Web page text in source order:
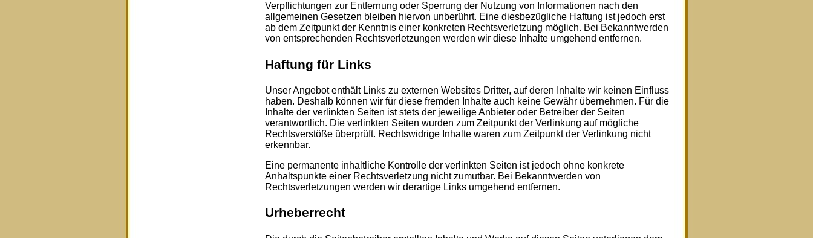
Verpflichtungen zur Entfernung oder Sperrung der Nutzung von Informationen nach den
allgemeinen Gesetzen bleiben hiervon unberührt. Eine diesbezügliche Haftung ist jedoch erst
ab dem Zeitpunkt der Kenntnis einer konkreten Rechtsverletzung möglich. Bei Bekanntwerden
von entsprechenden Rechtsverletzungen werden wir diese Inhalte umgehend entfernen.
Haftung für Links
Unser Angebot enthält Links zu externen Websites Dritter, auf deren Inhalte wir keinen Einfluss
haben. Deshalb können wir für diese fremden Inhalte auch keine Gewähr übernehmen. Für die
Inhalte der verlinkten Seiten ist stets der jeweilige Anbieter oder Betreiber der Seiten
verantwortlich. Die verlinkten Seiten wurden zum Zeitpunkt der Verlinkung auf mögliche
Rechtsverstöße überprüft. Rechtswidrige Inhalte waren zum Zeitpunkt der Verlinkung nicht
erkennbar.
Eine permanente inhaltliche Kontrolle der verlinkten Seiten ist jedoch ohne konkrete
Anhaltspunkte einer Rechtsverletzung nicht zumutbar. Bei Bekanntwerden von
Rechtsverletzungen werden wir derartige Links umgehend entfernen.
Urheberrecht